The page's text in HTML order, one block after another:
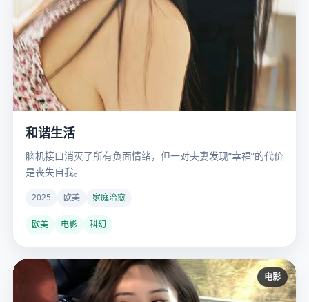
和谐生活
脑机接口消灭了所有负面情绪，但一对夫妻发现“幸福”的代价
是丧失自我。
2025 欧美 家庭治愈
欧美 电影 科幻
电影